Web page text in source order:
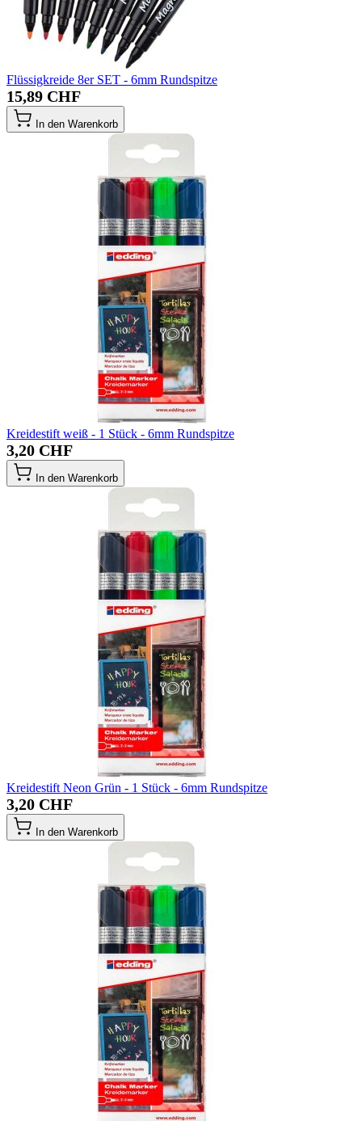
Flüssigkreide 8er SET - 6mm Rundspitze
15,89 CHF
In den Warenkorb
Kreidestift weiß - 1 Stück - 6mm Rundspitze
3,20 CHF
In den Warenkorb
Kreidestift Neon Grün - 1 Stück - 6mm Rundspitze
3,20 CHF
In den Warenkorb